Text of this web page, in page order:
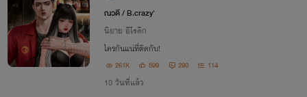
ณวดี / B.crazy'
นิยาย อีโรติก
ใครกันแน่ที่ติดกับ!
261K 599 290 114
10 วันที่แล้ว